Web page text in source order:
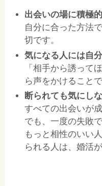
出会いの場に積極
自分に合った方法
切です。
気になる人には自
「相手から誘って
ら声をかけること
断られても気にし
すべての出会いが
でも、一度の失敗
もっと相性のいい
られる人は、婚活